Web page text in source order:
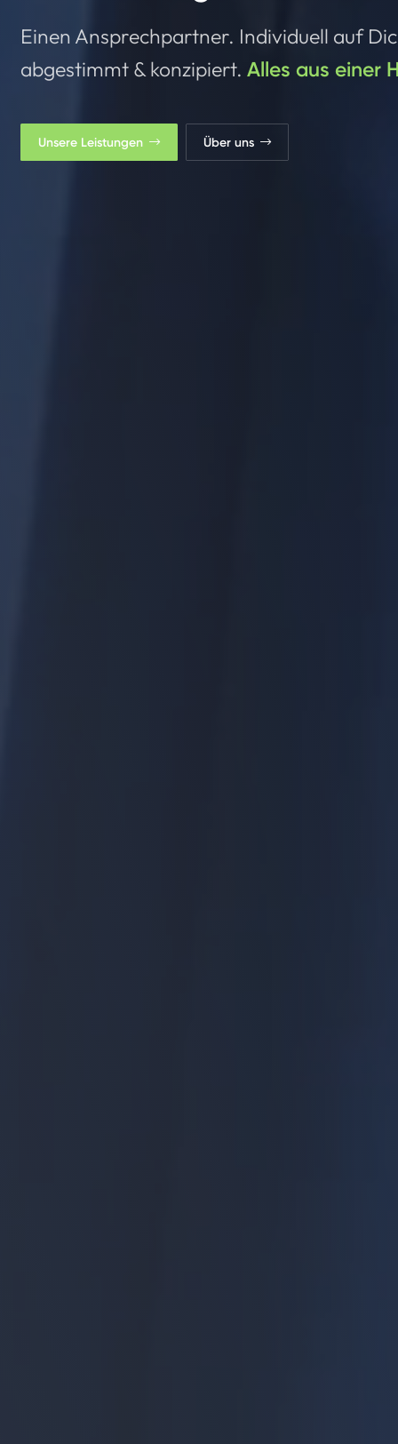
Einen Ansprechpartner. Individuell auf
abgestimmt & konzipiert. Alles aus einer
Unsere Leistungen Über uns